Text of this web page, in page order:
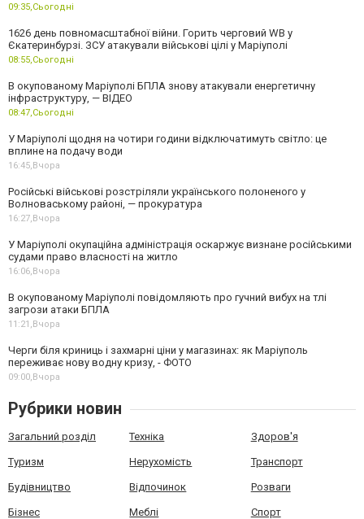
09:35,Сьогодні
1626 день повномасштабної війни. Горить черговий WB у
Єкатеринбурзі. ЗСУ атакували військові цілі у Маріуполі
08:55,Сьогодні
В окупованому Маріуполі БПЛА знову атакували енергетичну
інфраструктуру, — ВІДЕО
08:47,Сьогодні
У Маріуполі щодня на чотири години відключатимуть світло: це
вплине на подачу води
16:45,Вчора
Російські військові розстріляли українського полоненого у
Волноваському районі, — прокуратура
16:27,Вчора
У Маріуполі окупаційна адміністрація оскаржує визнане російськими
судами право власності на житло
16:06,Вчора
В окупованому Маріуполі повідомляють про гучний вибух на тлі
загрози атаки БПЛА
11:21,Вчора
Черги біля криниць і захмарні ціни у магазинах: як Маріуполь
переживає нову водну кризу, - ФОТО
09:00,Вчора
Рубрики новин
Загальний розділ Техніка Здоров'я
Туризм Нерухомість Транспорт
Будівництво Відпочинок Розваги
Бізнес Меблі Спорт